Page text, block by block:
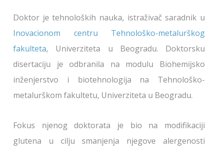
Doktor je tehnoloških nauka, istraživač saradnik u
Inovacionom centru Tehnološko-metalurškog
fakulteta, Univerziteta u Beogradu. Doktorsku
disertaciju je odbranila na modulu Biohemijsko
inženjerstvo i biotehnologija na Tehnološko-
metalurškom fakultetu, Univerziteta u Beogradu.
Fokus njenog doktorata je bio na modifikaciji
glutena u cilju smanjenja njegove alergenosti